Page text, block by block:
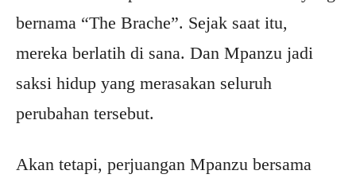
bernama “The Brache”. Sejak saat itu,
mereka berlatih di sana. Dan Mpanzu jadi
saksi hidup yang merasakan seluruh
perubahan tersebut.
Akan tetapi, perjuangan Mpanzu bersama